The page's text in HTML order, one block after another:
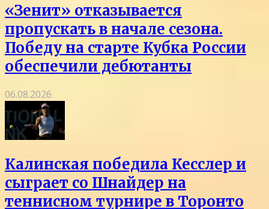
«Зенит» отказывается
пропускать в начале сезона.
Победу на старте Кубка России
обеспечили дебютанты
06.08.2026
Калинская победила Кесслер и
сыграет со Шнайдер на
теннисном турнире в Торонто